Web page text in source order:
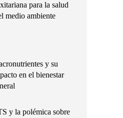
para la salud
medio ambiente
y su
en el bienestar
y la polémica sobre